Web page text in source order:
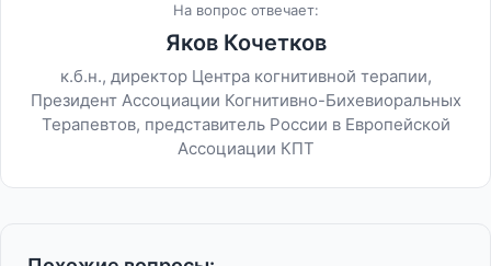
На вопрос отвечает:
Яков Кочетков
к.б.н., директор Центра когнитивной терапии,
Президент Ассоциации Когнитивно-Бихевиоральных
Терапевтов, представитель России в Европейской
Ассоциации КПТ